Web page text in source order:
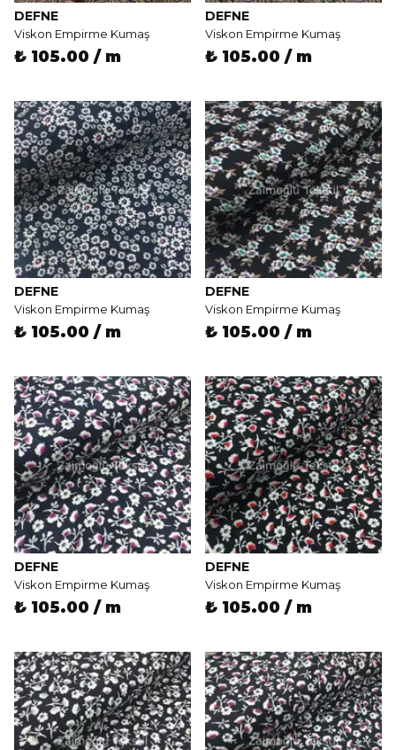
DEFNE
Viskon Empirme Kumaş
₺ 105.00 / m
DEFNE
Viskon Empirme Kumaş
₺ 105.00 / m
DEFNE
Viskon Empirme Kumaş
₺ 105.00 / m
DEFNE
Viskon Empirme Kumaş
₺ 105.00 / m
DEFNE
Viskon Empirme Kumaş
₺ 105.00 / m
DEFNE
Viskon Empirme Kumaş
₺ 105.00 / m